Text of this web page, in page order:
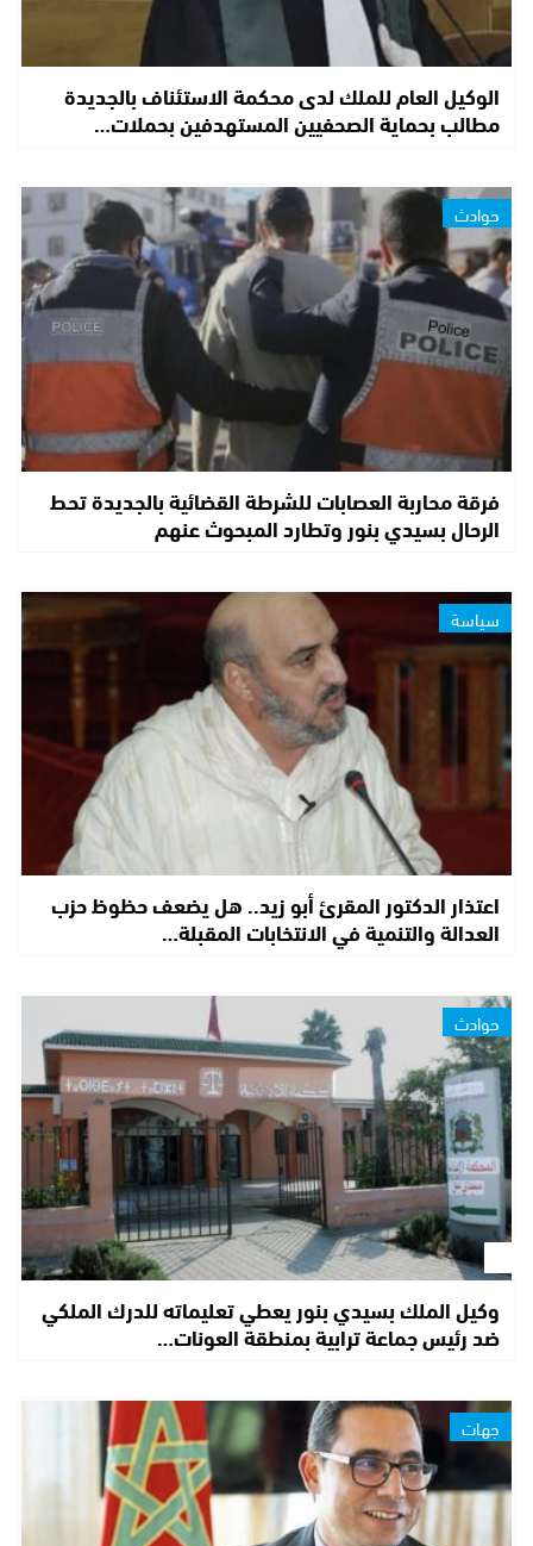
الوكيل العام للملك لدى محكمة الاستئناف بالجديدة
مطالب بحماية الصحفيين المستهدفين بحملات…
حوادث
فرقة محاربة العصابات للشرطة القضائية بالجديدة تحط
الرحال بسيدي بنور وتطارد المبحوث عنهم
سياسة
اعتذار الدكتور المقرئ أبو زيد.. هل يضعف حظوظ حزب
العدالة والتنمية في الانتخابات المقبلة…
حوادث
وكيل الملك بسيدي بنور يعطي تعليماته للدرك الملكي
ضد رئيس جماعة ترابية بمنطقة العونات…
جهات